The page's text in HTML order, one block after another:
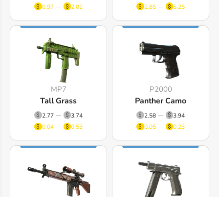
0.97 2.02 2.85 6.25
MP7
Tall Grass
2.77
3.74
0.04
0.53
P2000
Panther Camo
2.58
3.94
0.05
0.23